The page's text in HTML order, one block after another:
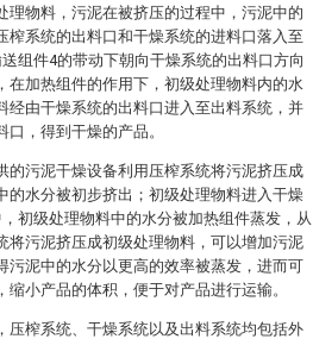
理物料，污泥在被挤压的过程中，污泥中的
榨系统的出料口和干燥系统的进料口落入至
组件4的带动下朝向干燥系统的出料口方向
在加热组件的作用下，初级处理物料内的水
经由干燥系统的出料口进入至出料系统，并
，得到干燥的产品。
的污泥干燥设备利用压榨系统将污泥挤压成
的水分被初步挤出；初级处理物料进入干燥
初级处理物料中的水分被加热组件蒸发，从
将污泥挤压成初级处理物料，可以增加污泥
污泥中的水分以更高的效率被蒸发，进而可
小产品的体积，便于对产品进行运输。
压榨系统、干燥系统以及出料系统均包括外